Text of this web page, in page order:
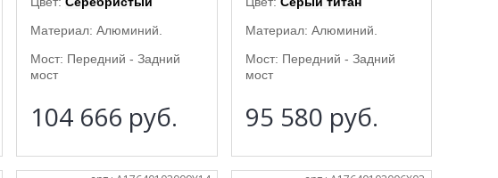
Материал: Алюминий.
Мост: Передний - Задний
мост
104 666 руб.
Материал: Алюминий.
Мост: Передний - Задний
мост
95 580 руб.